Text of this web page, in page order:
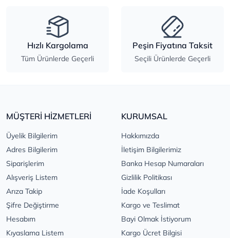
Hızlı Kargolama
Tüm Ürünlerde Geçerli
Peşin Fiyatına Taksit
Seçili Ürünlerde Geçerli
MÜŞTERİ HİZMETLERİ
Üyelik Bilgilerim
Adres Bilgilerim
Siparişlerim
Alışveriş Listem
Arıza Takip
Şifre Değiştirme
Hesabım
Kıyaslama Listem
KURUMSAL
Hakkımızda
İletişim Bilgilerimiz
Banka Hesap Numaraları
Gizlilik Politikası
İade Koşulları
Kargo ve Teslimat
Bayi Olmak İstiyorum
Kargo Ücret Bilgisi